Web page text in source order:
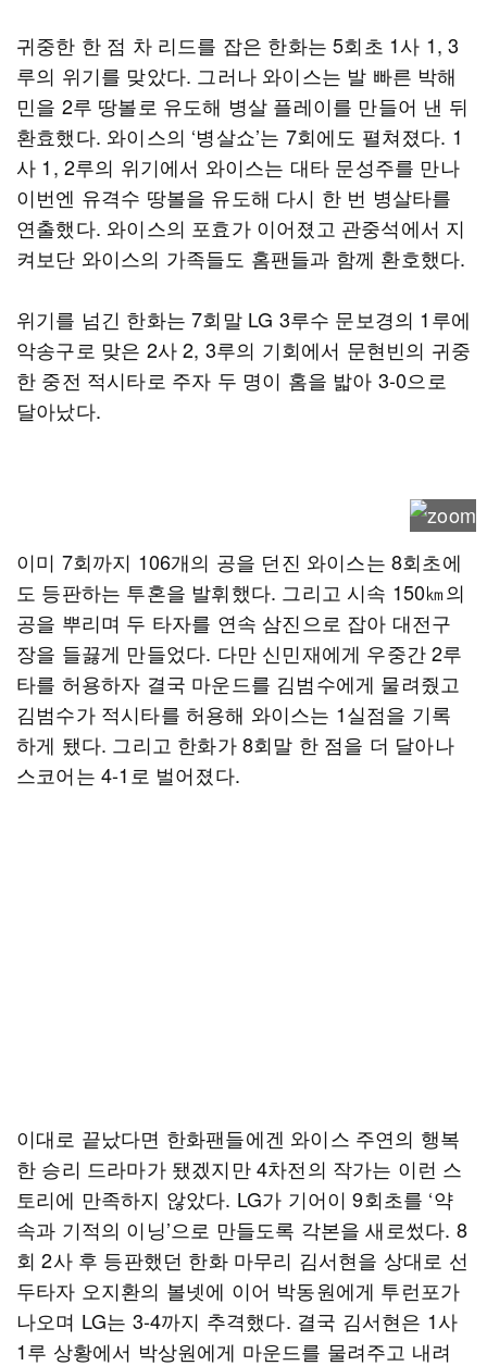
귀중한 한 점 차 리드를 잡은 한화는 5회초 1사 1, 3
루의 위기를 맞았다. 그러나 와이스는 발 빠른 박해
민을 2루 땅볼로 유도해 병살 플레이를 만들어 낸 뒤
환효했다. 와이스의 ‘병살쇼’는 7회에도 펼쳐졌다. 1
사 1, 2루의 위기에서 와이스는 대타 문성주를 만나
이번엔 유격수 땅볼을 유도해 다시 한 번 병살타를
연출했다. 와이스의 포효가 이어졌고 관중석에서 지
켜보단 와이스의 가족들도 홈팬들과 함께 환호했다.
위기를 넘긴 한화는 7회말 LG 3루수 문보경의 1루에
악송구로 맞은 2사 2, 3루의 기회에서 문현빈의 귀중
한 중전 적시타로 주자 두 명이 홈을 밟아 3-0으로
달아났다.
이미 7회까지 106개의 공을 던진 와이스는 8회초에
도 등판하는 투혼을 발휘했다. 그리고 시속 150㎞의
공을 뿌리며 두 타자를 연속 삼진으로 잡아 대전구
장을 들끓게 만들었다. 다만 신민재에게 우중간 2루
타를 허용하자 결국 마운드를 김범수에게 물려줬고
김범수가 적시타를 허용해 와이스는 1실점을 기록
하게 됐다. 그리고 한화가 8회말 한 점을 더 달아나
스코어는 4-1로 벌어졌다.
이대로 끝났다면 한화팬들에겐 와이스 주연의 행복
한 승리 드라마가 됐겠지만 4차전의 작가는 이런 스
토리에 만족하지 않았다. LG가 기어이 9회초를 ‘약
속과 기적의 이닝’으로 만들도록 각본을 새로썼다. 8
회 2사 후 등판했던 한화 마무리 김서현을 상대로 선
두타자 오지환의 볼넷에 이어 박동원에게 투런포가
나오며 LG는 3-4까지 추격했다. 결국 김서현은 1사
1루 상황에서 박상원에게 마운드를 물려주고 내려